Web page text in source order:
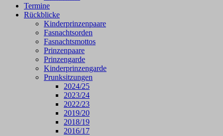
Termine
Rückblicke
Kinderprinzenpaare
Fasnachtsorden
Fasnachtsmottos
Prinzenpaare
Prinzengarde
Kinderprinzengarde
Prunksitzungen
2024/25
2023/24
2022/23
2019/20
2018/19
2016/17